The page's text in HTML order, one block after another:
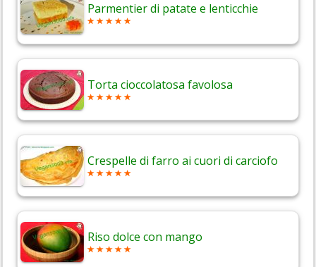
Parmentier di patate e lenticchie
Torta cioccolatosa favolosa
Crespelle di farro ai cuori di carciofo
Riso dolce con mango